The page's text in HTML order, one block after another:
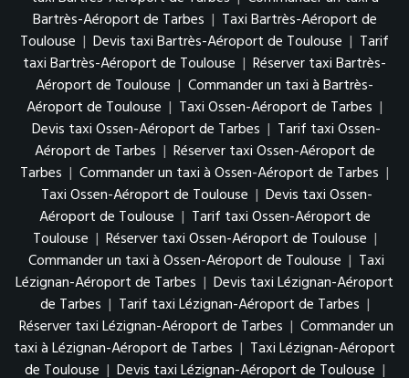
Bartrès-Aéroport de Tarbes | Taxi Bartrès-Aéroport de
Toulouse | Devis taxi Bartrès-Aéroport de Toulouse | Tarif
taxi Bartrès-Aéroport de Toulouse | Réserver taxi Bartrès-
Aéroport de Toulouse | Commander un taxi à Bartrès-
Aéroport de Toulouse | Taxi Ossen-Aéroport de Tarbes |
Devis taxi Ossen-Aéroport de Tarbes | Tarif taxi Ossen-
Aéroport de Tarbes | Réserver taxi Ossen-Aéroport de
Tarbes | Commander un taxi à Ossen-Aéroport de Tarbes |
Taxi Ossen-Aéroport de Toulouse | Devis taxi Ossen-
Aéroport de Toulouse | Tarif taxi Ossen-Aéroport de
Toulouse | Réserver taxi Ossen-Aéroport de Toulouse |
Commander un taxi à Ossen-Aéroport de Toulouse | Taxi
Lézignan-Aéroport de Tarbes | Devis taxi Lézignan-Aéroport
de Tarbes | Tarif taxi Lézignan-Aéroport de Tarbes |
Réserver taxi Lézignan-Aéroport de Tarbes | Commander un
taxi à Lézignan-Aéroport de Tarbes | Taxi Lézignan-Aéroport
de Toulouse | Devis taxi Lézignan-Aéroport de Toulouse |